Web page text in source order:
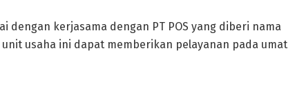
dengan kerjasama dengan PT POS yang diberi nama
unit usaha ini dapat memberikan pelayanan pada umat